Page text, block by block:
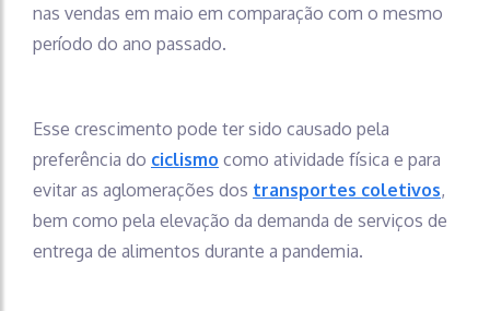
nas vendas em maio em comparação com o mesmo
período do ano passado.
Esse crescimento pode ter sido causado pela
preferência do ciclismo como atividade física e para
evitar as aglomerações dos transportes coletivos,
bem como pela elevação da demanda de serviços de
entrega de alimentos durante a pandemia.